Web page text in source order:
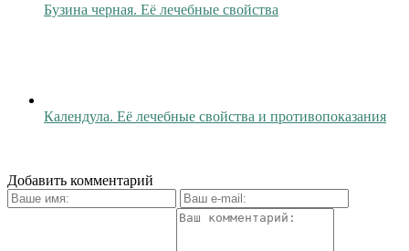
Бузина черная. Её лечебные свойства
Календула. Её лечебные свойства и противопоказания
Добавить комментарий